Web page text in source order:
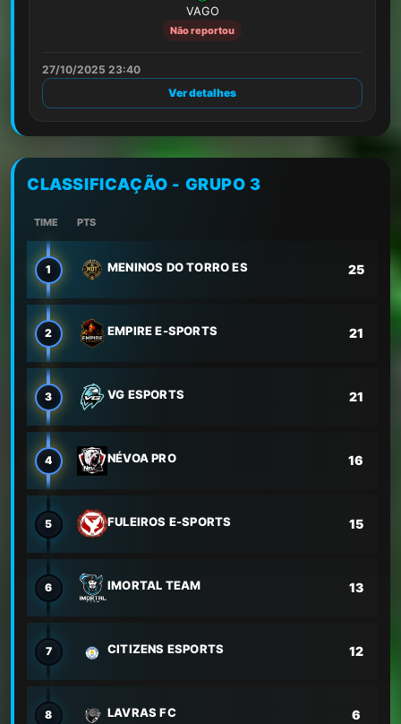
VAGO
Não reportou
27/10/2025 23:40
Ver detalhes
CLASSIFICAÇÃO - GRUPO 3
TIME PTS
1 MENINOS DO TORRO ES 25
2 EMPIRE E-SPORTS 21
3 VG ESPORTS 21
4 NÉVOA PRO 16
5 FULEIROS E-SPORTS 15
6 IMORTAL TEAM 13
7 CITIZENS ESPORTS 12
8 LAVRAS FC 6